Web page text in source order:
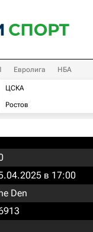
Евролига НБА
ЦСКА
Ростов
в 17:00
Den